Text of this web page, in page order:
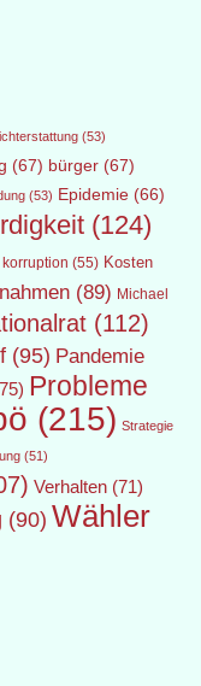
(53)
(67) bürger (67)
(53) Epidemie (66)
(124)
korruption (55) Kosten
(89) Michael
(112)
(95) Pandemie
Probleme
(215) Strategie
(51)
Verhalten (71)
(90) Wähler